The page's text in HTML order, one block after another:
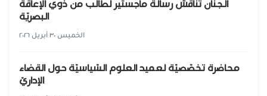
الجنان تناقش رسالة ماجستير لطالب من ذوي الإعاقة
البصريّة
الخميس ٣٠ أبريل ٢٠٢٦
محاضرة تخصّصيّة لعميد العلوم السّياسيّة حول القضاء
الإداريّ